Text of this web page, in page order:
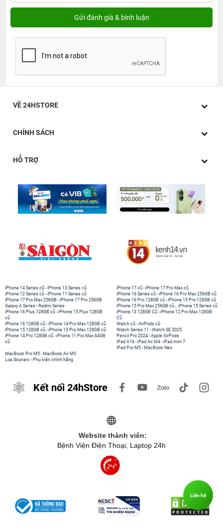
VỀ 24HSTORE
CHÍNH SÁCH
HỖ TRỢ
iPhone 14 Series cũ -iPhone 13 Series cũ
iPhone 12 Series cũ -iPhone 11 Series cũ
iPhone 17 Pro Max 256GB -iPhone 17 Pro 256GB
Galaxy A Series - Redmi Series
iPhone 17 cũ -iPhone 17 Pro Max cũ
iPhone 16 Series cũ - iPhone 16 Pro Max 256GB cũ
iPhone 16 Pro 128GB cũ -iPhone 15 Pro 128GB cũ
iPhone 15 Pro Max 256GB cũ - iPhone 15 Series cũ
iPhone 16 Plus 128GB cũ -iPhone 15 Plus 128GB
cũ
iPhone 16 128GB cũ -iPhone 14 Pro Max 128GB cũ
iPhone 15 128GB cũ -iPhone 13 Pro Max 128GB cũ
iPhone 14 Pro 128GB cũ -iPhone 11 Pro Max 64GB
cũ
iPhone 13 128GB Cũ -iPhone 12 Pro Max 128GB
Cũ
Watch cũ -AirPods cũ
Watch Series 11 -Watch SE 2025
Pencil Pro 2024 -Apple AirPods
iPad A16 -iPad Air M4 -iPad mini 7
iPad Pro M5 - MacBook Neo
MacBook Pro M5 - MacBook Air M5
Loa Sounarc - Phụ kiện chính hãng
Kết nối 24hStore
Website thành viên:
Bệnh Viện Điện Thoại, Laptop 24h
Liên hệ